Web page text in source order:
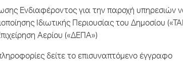
Ενδιαφέροντος για την παροχή υπηρεσιών
Ιδιωτικής Περιουσίας του Δημοσίου
Αερίου («ΔΕΠΑ»)
δείτε το επισυναπτόμενο έγγραφο